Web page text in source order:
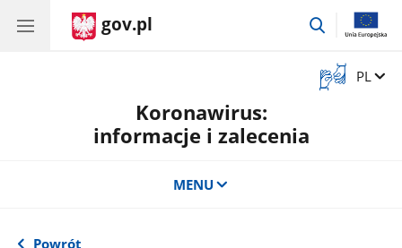
gov.pl
przejdź
Otwórz
okno
Zmień
PL
Koronawirus:
informacje i zalecenia
MENU
Powrót